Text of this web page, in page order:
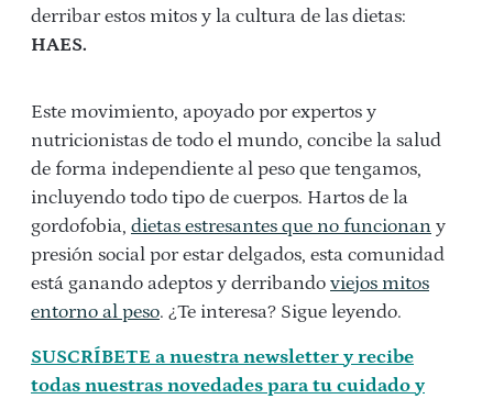
derribar estos mitos y la cultura de las dietas:
HAES.
Este movimiento, apoyado por expertos y
nutricionistas de todo el mundo, concibe la salud
de forma independiente al peso que tengamos,
incluyendo todo tipo de cuerpos. Hartos de la
gordofobia, dietas estresantes que no funcionan y
presión social por estar delgados, esta comunidad
está ganando adeptos y derribando viejos mitos
entorno al peso. ¿Te interesa? Sigue leyendo.
SUSCRÍBETE a nuestra newsletter y recibe
todas nuestras novedades para tu cuidado y